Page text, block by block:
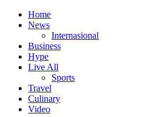
Home
News
Internasional
Business
Hype
Live All
Sports
Travel
Culinary
Video